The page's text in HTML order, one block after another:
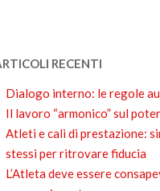
RECENTI
Dialogo interno: le regole
Il lavoro “armonico” sul
Atleti e cali di prestazione:
stessi per ritrovare fiducia
L’Atleta deve essere